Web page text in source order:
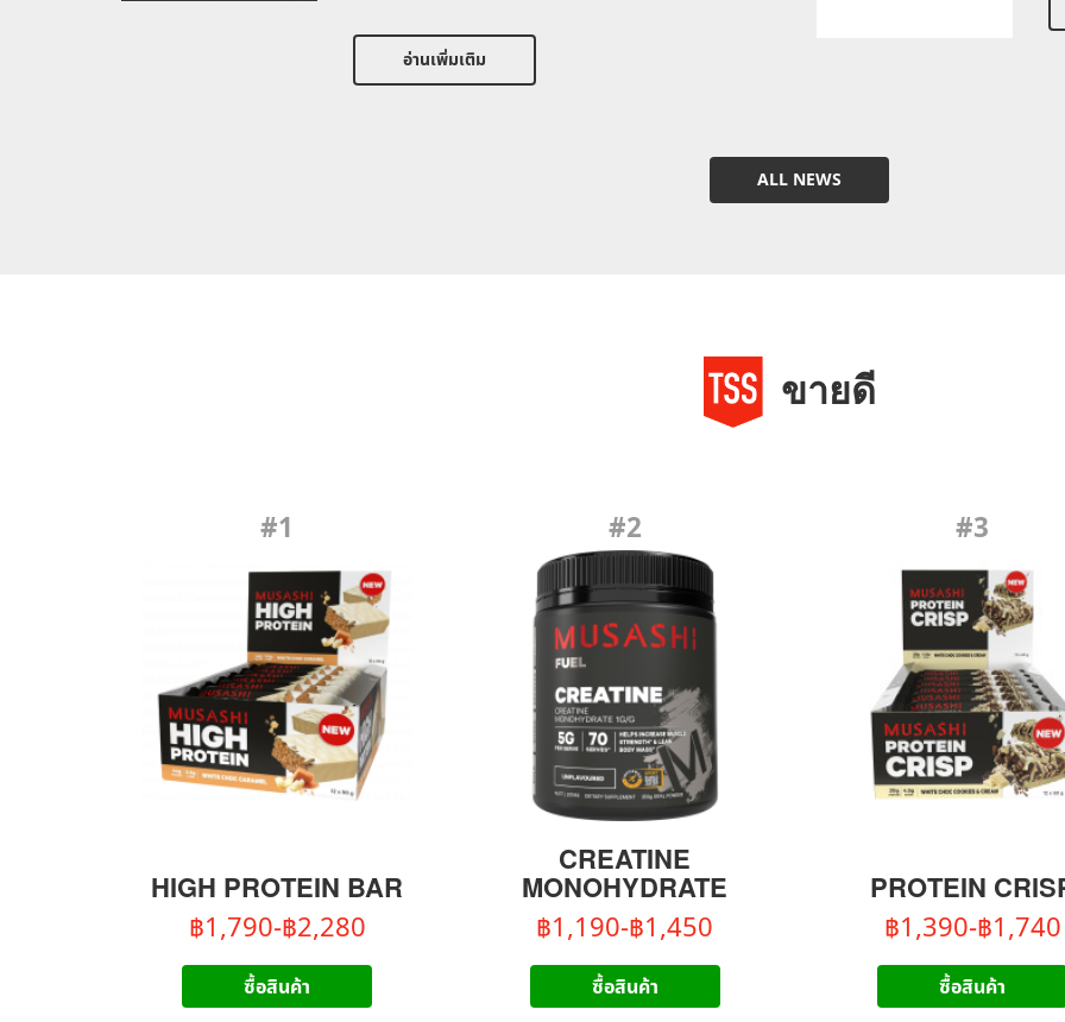
อ่านเพิ่มเติม
ALL NEWS
ขายดี
#1
HIGH PROTEIN BAR
฿1,790-฿2,280
ซื้อสินค้า
#2
CREATINE
MONOHYDRATE
฿1,190-฿1,450
ซื้อสินค้า
#3
PROTEIN
฿1,390-฿1,740
ซื้อสินค้า